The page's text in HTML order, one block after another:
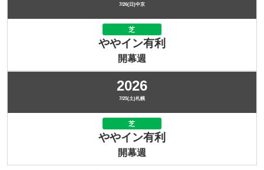
7/26(日)中京
芝
ややイン有利
開幕週
2026
7/25(土)札幌
芝
ややイン有利
開幕週